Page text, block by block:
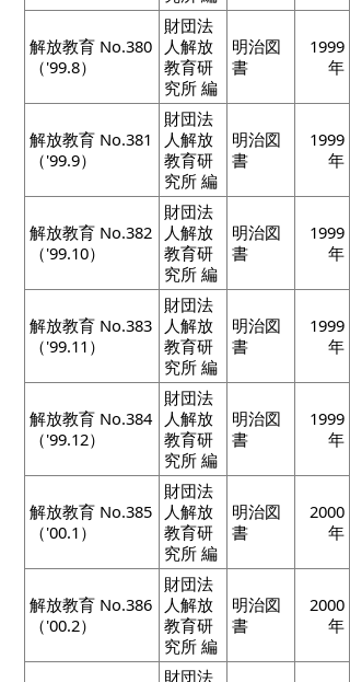
解放教育 No.380
（'99.8）
財団法
人解放
教育研
究所 編
明治図
書
1999
年
解放教育 No.381
（'99.9）
財団法
人解放
教育研
究所 編
明治図
書
1999
年
解放教育 No.382
（'99.10）
財団法
人解放
教育研
究所 編
明治図
書
1999
年
解放教育 No.383
（'99.11）
財団法
人解放
教育研
究所 編
明治図
書
1999
年
解放教育 No.384
（'99.12）
財団法
人解放
教育研
究所 編
明治図
書
1999
年
解放教育 No.385
（'00.1）
財団法
人解放
教育研
究所 編
明治図
書
2000
年
解放教育 No.386
（'00.2）
財団法
人解放
教育研
究所 編
明治図
書
2000
年
財団法